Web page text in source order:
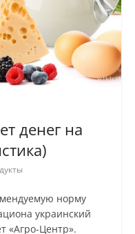
денег на
норму
украинский
«Агро-Центр».